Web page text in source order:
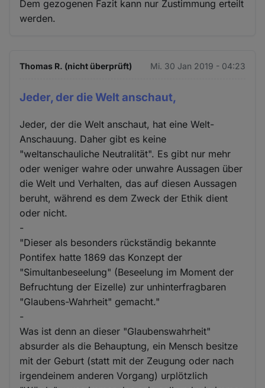
Dem gezogenen Fazit kann nur Zustimmung erteilt
werden.
Thomas R. (nicht überprüft) Mi. 30 Jan 2019 - 04:23
Jeder, der die Welt anschaut,
Jeder, der die Welt anschaut, hat eine Welt-
Anschauung. Daher gibt es keine
"weltanschauliche Neutralität". Es gibt nur mehr
oder weniger wahre oder unwahre Aussagen über
die Welt und Verhalten, das auf diesen Aussagen
beruht, während es dem Zweck der Ethik dient
oder nicht.
-
"Dieser als besonders rückständig bekannte
Pontifex hatte 1869 das Konzept der
"Simultanbeseelung" (Beseelung im Moment der
Befruchtung der Eizelle) zur unhinterfragbaren
"Glaubens-Wahrheit" gemacht."
-
Was ist denn an dieser "Glaubenswahrheit"
absurder als die Behauptung, ein Mensch besitze
mit der Geburt (statt mit der Zeugung oder nach
irgendeinem anderen Vorgang) urplötzlich